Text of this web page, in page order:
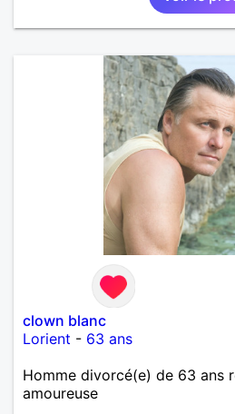
clown blanc
Lorient - 63 ans
Homme divorcé(e) de 63 ans
amoureuse